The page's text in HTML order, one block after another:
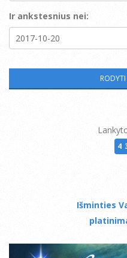
Ir ankstesnius nei:
Išminties